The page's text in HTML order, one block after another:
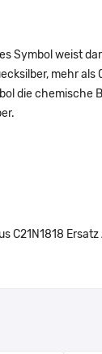
Symbol weist
mehr
die chemische
C21N1818